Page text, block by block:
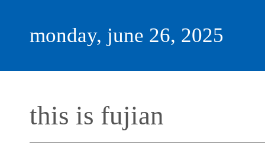
monday, june 26, 2025
this is fujian